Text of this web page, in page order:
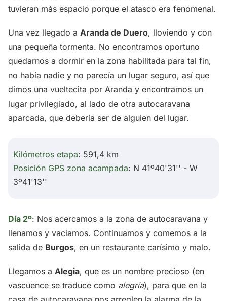
tuvieran más espacio porque el atasco era fenomenal.
Una vez llegado a Aranda de Duero, lloviendo y con
una pequeña tormenta. No encontramos oportuno
quedarnos a dormir en la zona habilitada para tal fin,
no había nadie y no parecía un lugar seguro, así que
dimos una vueltecita por Aranda y encontramos un
lugar privilegiado, al lado de otra autocaravana
aparcada, que debería ser de alguien del lugar.
Kilómetros etapa: 591,4 km
Posición GPS zona acampada: N 41º40'31'' - W
3º41'13''
Día 2º: Nos acercamos a la zona de autocaravana y
llenamos y vaciamos. Continuamos y comemos a la
salida de Burgos, en un restaurante carísimo y malo.
Llegamos a Alegia, que es un nombre precioso (en
vascuence se traduce como alegría), para que en la